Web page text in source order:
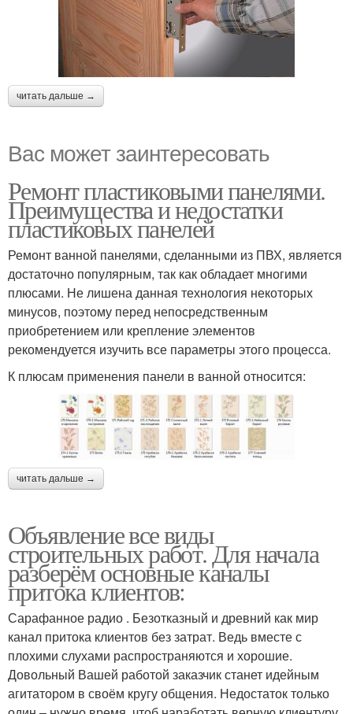
читать дальше →
Вас может заинтересовать
Ремонт пластиковыми панелями.
Преимущества и недостатки
пластиковых панелей
Ремонт ванной панелями, сделанными из ПВХ, является
достаточно популярным, так как обладает многими
плюсами. Не лишена данная технология некоторых
минусов, поэтому перед непосредственным
приобретением или крепление элементов
рекомендуется изучить все параметры этого процесса.
К плюсам применения панели в ванной относится:
читать дальше →
Объявление все виды
строительных работ. Для начала
разберём основные каналы
притока клиентов:
Сарафанное радио . Безотказный и древний как мир
канал притока клиентов без затрат. Ведь вместе с
плохими слухами распространяются и хорошие.
Довольный Вашей работой заказчик станет идейным
агитатором в своём кругу общения. Недостаток только